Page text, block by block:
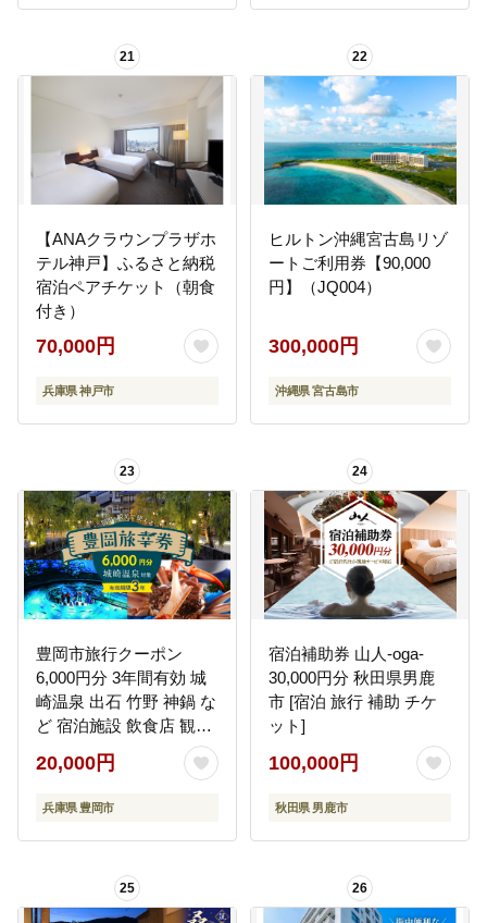
温泉 旅行 観光 トラベル
ーポン 宿泊 お泊り 別府
り 旅 おすすめ 人気 体験
型 節約_B030-005
原 鹿沢 バラギ 北軽井沢
ーポン チケット 国内旅
行 お泊り 日帰り 観光地
応援 [AO007tu]
21
【ANAクラウンプラザホ
テル神戸】ふるさと納税
宿泊ペアチケット（朝食
付き）
70,000円
兵庫県 神戸市
22
ヒルトン沖縄宮古島リゾ
ートご利用券【90,000
円】（JQ004）
300,000円
沖縄県 宮古島市
23
豊岡市旅行クーポン
6,000円分 3年間有効 城
崎温泉 出石 竹野 神鍋 な
ど 宿泊施設 飲食店 観光
施設 250施設以上で使え
る旅行券 「豊岡旅幸
券」 旅行 宿泊 旅 トラベ
20,000円
兵庫県 豊岡市
24
宿泊補助券 山人-oga-
30,000円分 秋田県男鹿
市 [宿泊 旅行 補助 チケ
ット]
100,000円
秋田県 男鹿市
25 26